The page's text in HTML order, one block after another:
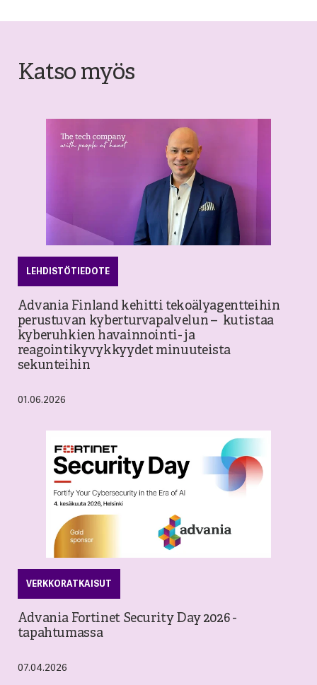
Katso myös
LEHDISTÖTIEDOTE
Advania Finland kehitti tekoälyagentteihin
perustuvan kyberturvapalvelun – kutistaa
kyberuhkien havainnointi- ja
reagointikyvykkyydet minuuteista
sekunteihin
01.06.2026
VERKKORATKAISUT
Advania Fortinet Security Day 2026 -
tapahtumassa
07.04.2026